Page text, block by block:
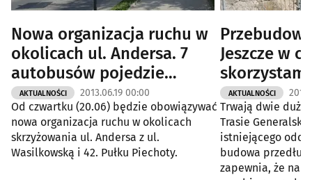
Nowa organizacja ruchu w
okolicach ul. Andersa. 7
autobusów pojedzie
inaczej [ZDJĘCIA]
AKTUALNOŚCI 2013.06.19 00:00
Od czwartku (20.06) będzie obowiązywać
nowa organizacja ruchu w okolicach
skrzyżowania ul. Andersa z ul.
Wasilkowską i 42. Pułku Piechoty.
Jeszcze w
[ZDJĘCIA]
AKTUALNOŚCI
Trwają dwie duże
Trasie
istniejącego
budowa
zapewnia, że na